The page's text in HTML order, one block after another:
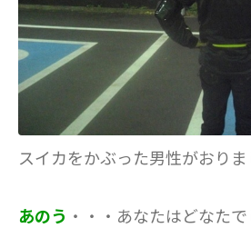
スイカをかぶった男性がおりま
あのう ・・・あなたはどなた